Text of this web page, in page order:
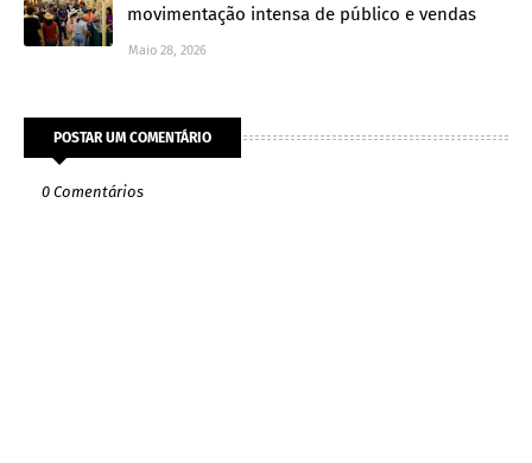
movimentação intensa de público e vendas
Maio 28, 2026
POSTAR UM COMENTÁRIO
0 Comentários